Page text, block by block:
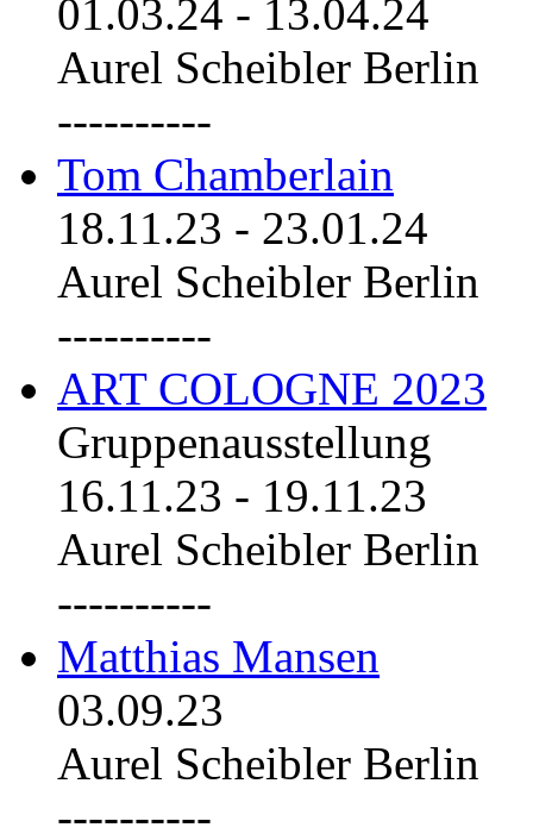
01.03.24 - 13.04.24
Aurel Scheibler Berlin
----------
Tom Chamberlain
18.11.23 - 23.01.24
Aurel Scheibler Berlin
----------
ART COLOGNE 2023
Gruppenausstellung
16.11.23 - 19.11.23
Aurel Scheibler Berlin
----------
Matthias Mansen
03.09.23
Aurel Scheibler Berlin
----------